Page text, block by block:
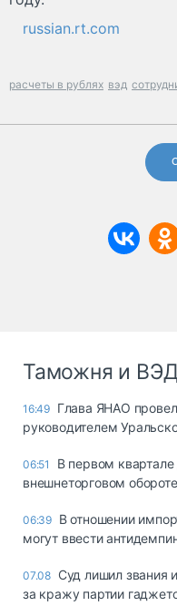
russian.rt.com
расчеты в рублях вэд
Таможня и
16:49 Глава ЯНАО
руководителем
06:51
В первом
внешнеторговом
06:39 В отношении
могут ввести
07.08 Суд лишил звания
за кражу партии